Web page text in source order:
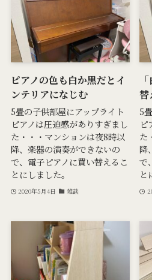
ピアノの色も白か黒だとイ
ンテリアになじむ
5畳の子供部屋にアップライト
ピアノは圧迫感がありすぎまし
た・・・マンションは夜8時以
降、楽器の演奏ができないの
で、電子ピアノに買い替えるこ
とにしました。
2020年5月4日 雑談
5
ピ
た
降
で
と